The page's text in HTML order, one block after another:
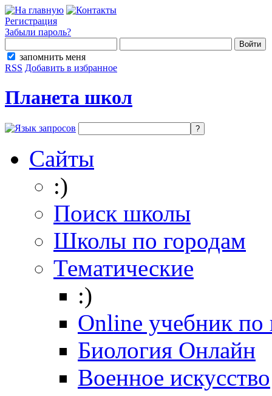
Регистрация
Забыли пароль?
запомнить меня
RSS Добавить в избранное
Планета школ
Сайты
:)
Поиск школы
Школы по городам
Тематические
:)
Online учебник по
Биология Онлайн
Военное искусство